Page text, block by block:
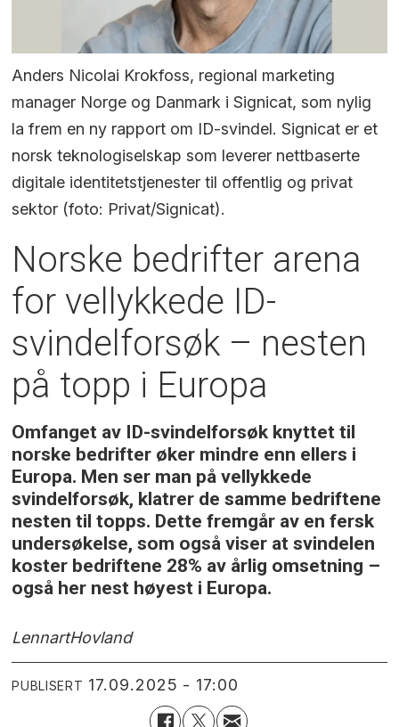
Anders Nicolai Krokfoss, regional marketing
manager Norge og Danmark i Signicat, som nylig
la frem en ny rapport om ID-svindel. Signicat er et
norsk teknologiselskap som leverer nettbaserte
digitale identitetstjenester til offentlig og privat
sektor (foto: Privat/Signicat).
Norske bedrifter arena
for vellykkede ID-
svindelforsøk – nesten
på topp i Europa
Omfanget av ID-svindelforsøk knyttet til
norske bedrifter øker mindre enn ellers i
Europa. Men ser man på vellykkede
svindelforsøk, klatrer de samme bedriftene
nesten til topps. Dette fremgår av en fersk
undersøkelse, som også viser at svindelen
koster bedriftene 28% av årlig omsetning –
også her nest høyest i Europa.
LennartHovland
PUBLISERT 17.09.2025 - 17:00